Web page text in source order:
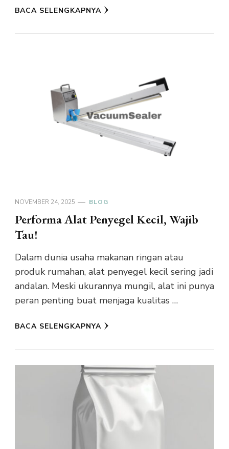
BACA SELENGKAPNYA
NOVEMBER 24, 2025 BLOG
Performa Alat Penyegel Kecil, Wajib
Tau!
Dalam dunia usaha makanan ringan atau
produk rumahan, alat penyegel kecil sering jadi
andalan. Meski ukurannya mungil, alat ini punya
peran penting buat menjaga kualitas …
BACA SELENGKAPNYA